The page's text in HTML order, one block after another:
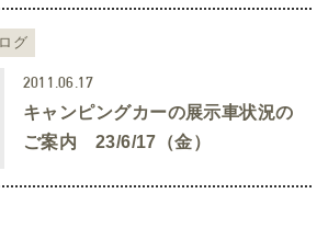
グ
2011.06.17
キャンピングカーの展示車状況の
ご案内 23/6/17（金）